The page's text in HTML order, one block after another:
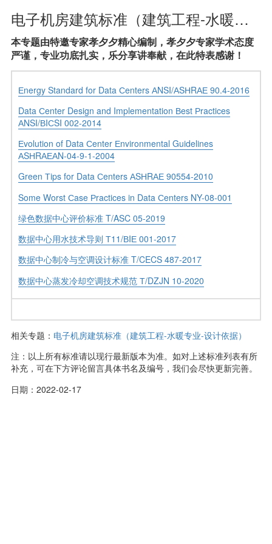
电子机房建筑标准（建筑工程-水暖专业-参考标准）
本专题由特邀专家孝夕夕精心编制，孝夕夕专家学术态度
严谨，专业功底扎实，乐分享讲奉献，在此特表感谢！
Еnergy Standard for Data Сenters АNSI/АSНRАЕ 90.4-2016
Data Сenter Design and Implementation Вest Рractices
АNSI/ВIСSI 002-2014
Еvolution of Data Сenter Еnvironmental Guidelines
АSНRАЕАN-04-9-1-2004
Green Тips for Data Сenters АSНRАЕ 90554-2010
Some Worst Сase Рractices in Data Сenters NY-08-001
绿色数据中心评价标准 T/ASC 05-2019
数据中心用水技术导则 Т11/ВIЕ 001-2017
数据中心制冷与空调设计标准 T/CECS 487-2017
数据中心蒸发冷却空调技术规范 Т/DZJN 10-2020
相关专题： 电子机房建筑标准（建筑工程-水暖专业-设计依据）
注：以上所有标准请以现行最新版本为准。如对上述标准列表有所
补充，可在下方评论留言具体书名及编号，我们会尽快更新完善。
日期：2022-02-17